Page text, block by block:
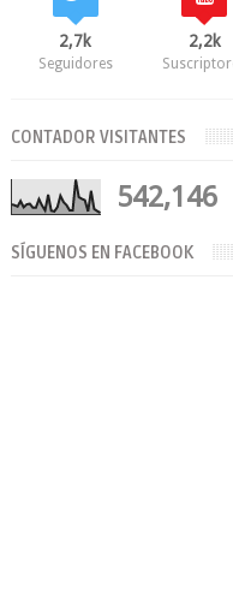
2,7k
Seguidores
2,2k
CONTADOR VISITANTES
542,146
SÍGUENOS EN FACEBOOK